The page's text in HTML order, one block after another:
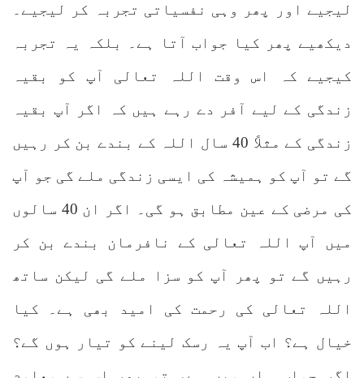
لیجیے اور پھر وہی نفسیاتی تجربہ کر لیجیے۔
دیکھیے پھر کیا جواب آتا ہے۔ بلکہ یہ تجربہ
کیجیے کہ اس وقت اللہ تعالی آپ کو بقیہ
زندگی کے لیے آفر دے رہے ہیں کہ اگر آپ بقیہ
زندگی کے مثلاً 40 سال اللہ کے بندے بن کر رہیں
گے تو آپ کو ہمیشہ کی ایسی زندگی ملے گی جو آپ
کی مرضی کے عین مطابق ہو گی۔ اگر ان 40 سالوں
میں آپ اللہ تعالی کے نافرمان بندے بن کر
رہیں گے تو پھر آپ کو سزا ملے گی لیکن ساتھ
اللہ تعالی کی رحمت کی امید بھی ہے۔ کیا
خیال ہے؟ اب آپ یہ رسک لینے کو تیار ہوں گے؟